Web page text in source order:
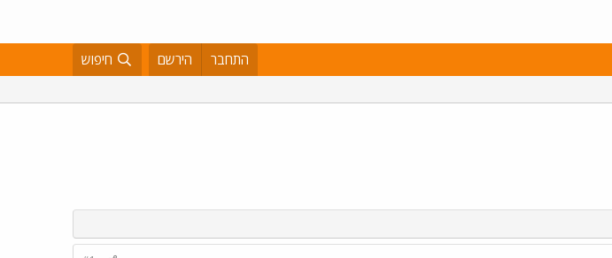
התחבר הירשם חיפוש